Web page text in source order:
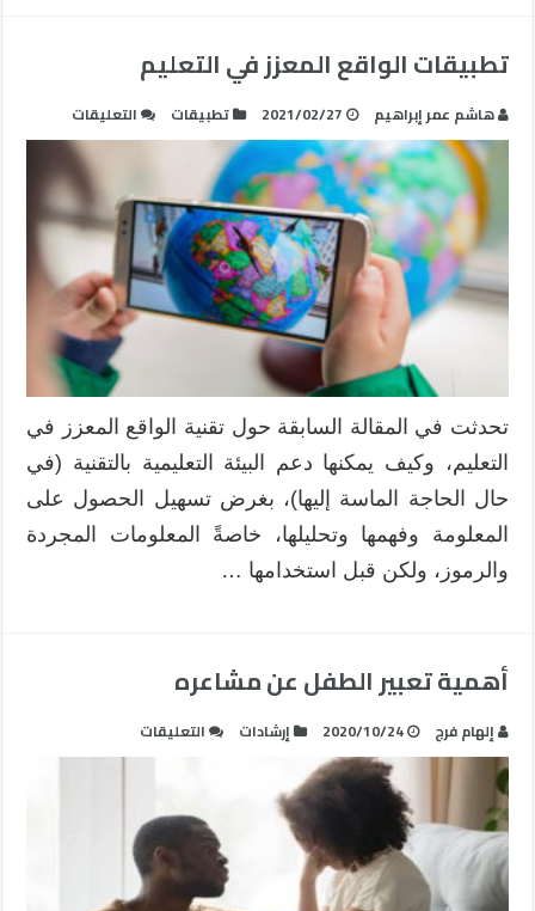
تطبيقات الواقع المعزز في التعليم
هاشم عمر إبراهيم 2021/02/27 تطبيقات التعليقات
تطبيقات
الواقع
المعزز
في
مغلقة
تحدثت في المقالة السابقة حول تقنية الواقع المعزز في
التعليم، وكيف يمكنها دعم البيئة التعليمية بالتقنية (في
حال الحاجة الماسة إليها)، بغرض تسهيل الحصول على
المعلومة وفهمها وتحليلها، خاصةً المعلومات المجردة
والرموز، ولكن قبل استخدامها …
أهمية تعبير الطفل عن مشاعره
إلهام فرج 2020/10/24 إرشادات التعليقات
أهمية
عن
مشاعره
مغلقة